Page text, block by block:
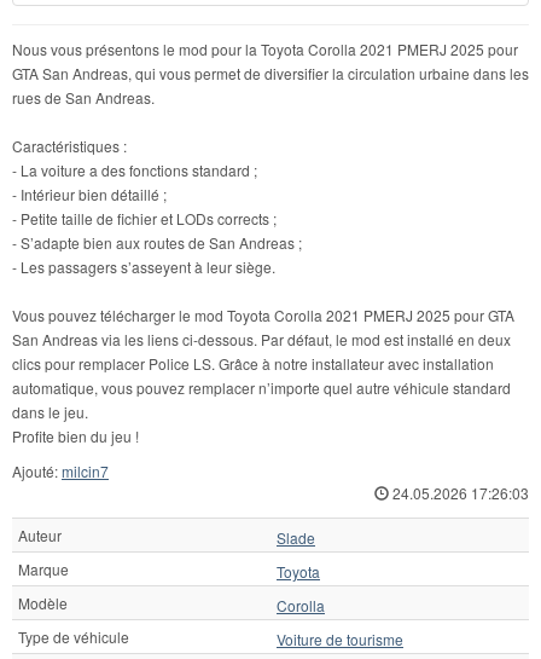
Nous vous présentons le mod pour la Toyota Corolla 2021 PMERJ 2025 pour
GTA San Andreas, qui vous permet de diversifier la circulation urbaine dans les
rues de San Andreas.
Caractéristiques :
- La voiture a des fonctions standard ;
- Intérieur bien détaillé ;
- Petite taille de fichier et LODs corrects ;
- S’adapte bien aux routes de San Andreas ;
- Les passagers s’asseyent à leur siège.
Vous pouvez télécharger le mod Toyota Corolla 2021 PMERJ 2025 pour GTA
San Andreas via les liens ci-dessous. Par défaut, le mod est installé en deux
clics pour remplacer Police LS. Grâce à notre installateur avec installation
automatique, vous pouvez remplacer n’importe quel autre véhicule standard
dans le jeu.
Profite bien du jeu !
Ajouté:milcin7
24.05.2026 17:26:03
Auteur
Slade
Marque
Toyota
Modèle
Corolla
Type de véhicule
Voiture de tourisme